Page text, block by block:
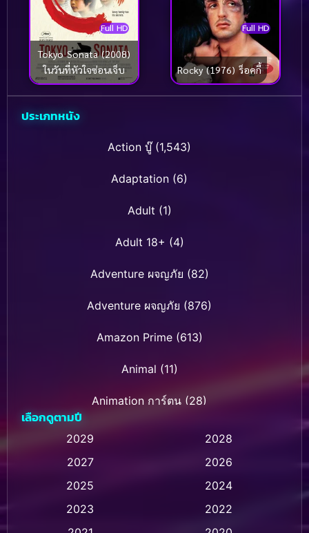
Full HD
Tokyo Sonata (2008)
ในวันที่หัวใจซ่อนเจ็บ
Full HD
Rocky (1976) ร็อคกี้
ประเภทหนัง
Action บู๊(1,543)
Adaptation (6)
Adult (1)
Adult 18+ (4)
Adventure ผจญภัย (82)
Adventure ผจญภัย (876)
Amazon Prime(613)
Animal (11)
Animation การ์ตูน (28)
Animation การ์ตูน (236)
Animation การ์ตูน (32)
Animation แอนิเมชัน (1)
เลือกดูตามปี
2029
2028
2027
2026
2025
2024
2023
2022